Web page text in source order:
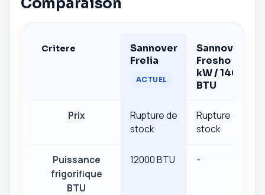
Comparaison
Critere
Sannover
Frelia
ACTUEL
Sannover
Fresho 4,1
kW / 14000
BTU
Prix
Rupture de
stock
Rupture de
stock
Puissance
frigorifique
BTU
12000 BTU -